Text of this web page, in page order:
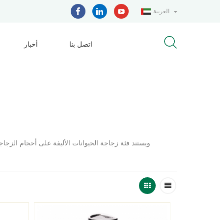
العربية
أخبار اتصل بنا
ويستند فئة زجاجة الحيوانات الأليفة على أحجام